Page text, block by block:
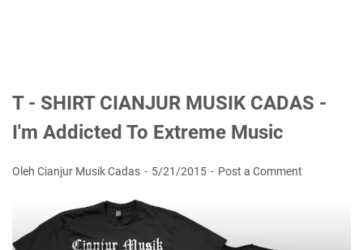
T - SHIRT CIANJUR MUSIK CADAS -
I'm Addicted To Extreme Music
Oleh Cianjur Musik Cadas 5/21/2015 Post a Comment